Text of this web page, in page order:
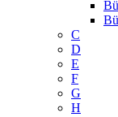
C
D
E
F
G
H